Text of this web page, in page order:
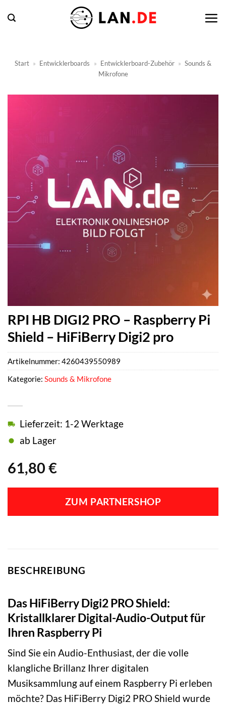
Inhalt
Start » Entwicklerboards » Entwicklerboard-Zubehör » Sounds &
Mikrofone
RPI HB DIGI2 PRO – Raspberry Pi
Shield – HiFiBerry Digi2 pro
61,80 €
Lieferzeit: 1-2 Werktage
ab Lager
ZUM PARTNERSHOP
Artikelnummer: 4260439550989
Kategorie: Sounds & Mikrofone
BESCHREIBUNG
Das HiFiBerry Digi2 PRO Shield:
Kristallklarer Digital-Audio-Output für
Ihren Raspberry Pi
Sind Sie ein Audio-Enthusiast, der die volle
klangliche Brillanz Ihrer digitalen
Musiksammlung auf einem Raspberry Pi erleben
möchte? Das HiFiBerry Digi2 PRO Shield wurde